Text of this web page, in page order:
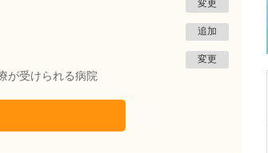
変更
追加
が受けられる病院
変更